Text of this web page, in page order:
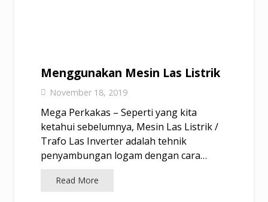
Menggunakan Mesin Las Listrik
November 18, 2019
Mega Perkakas – Seperti yang kita
ketahui sebelumnya, Mesin Las Listrik /
Trafo Las Inverter adalah tehnik
penyambungan logam dengan cara…
Read More